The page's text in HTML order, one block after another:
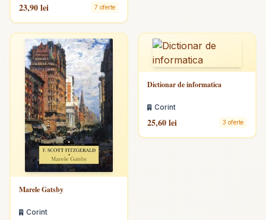
23,90 lei 7 oferte
Marele Gatsby
Corint
Dictionar de informatica
Corint
25,60 lei 3 oferte